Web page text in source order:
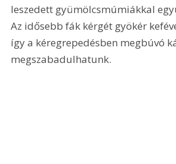
leszedett gyümölcsmúmiákkal
Az idősebb fák kérgét gyökér
így a kéregrepedésben megbúvó
megszabadulhatunk.